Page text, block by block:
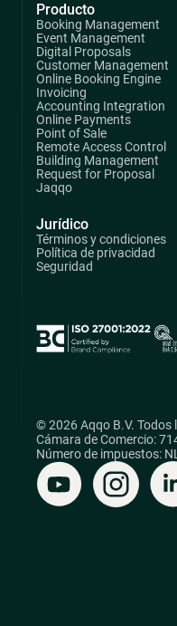
Producto
Booking Management
Event Management
Digital Proposals
Customer Management
Online Booking Engine
Invoicing
Accounting Integration
Online Payments
Point of Sale
Remote Access Control
Building Management
Request for Proposal
Jaqqo
Jurídico
Términos y condiciones
Política de privacidad
Seguridad
© 2026 Aqqo B.V. Todos
Cámara de Comercio:
Número de impuestos: